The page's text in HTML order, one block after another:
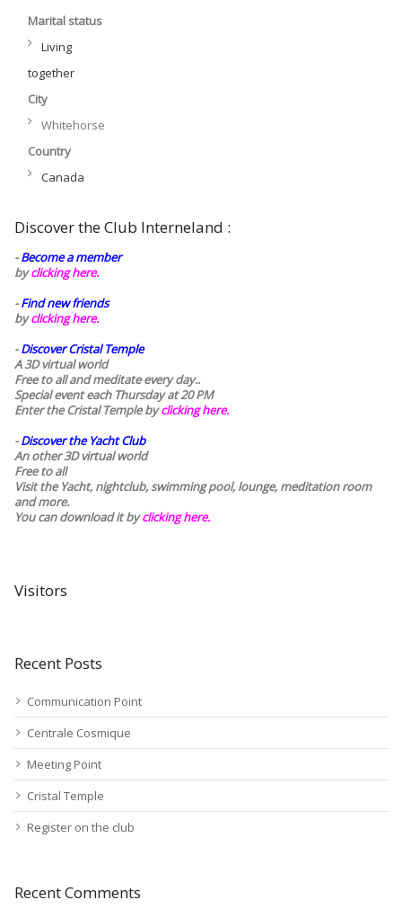
Marital status
Living
together
City
Whitehorse
Country
Canada
Discover the Club Interneland :
-Become a member
byclicking here.
-Find new friends
byclicking here.
-Discover Cristal Temple
A 3D virtual world
Free to all and meditate every day..
Special event each Thursday at 20 PM
Enter the Cristal Temple byclicking here.
-Discover the Yacht Club
An other 3D virtual world
Free to all
Visit the Yacht, nightclub, swimming pool, lounge, meditation room
and more.
You can download it byclicking here.
Visitors
Recent Posts
Communication Point
Centrale Cosmique
Meeting Point
Cristal Temple
Register on the club
Recent Comments